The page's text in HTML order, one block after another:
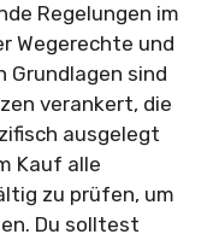
Regelungen im
Wegerechte und
Grundlagen sind
verankert, die
ausgelegt
Kauf alle
zu prüfen, um
Du solltest